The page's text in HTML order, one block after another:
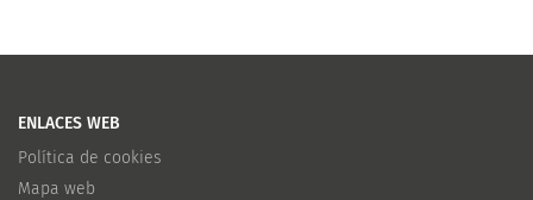
ENLACES WEB
Política de cookies
Mapa web